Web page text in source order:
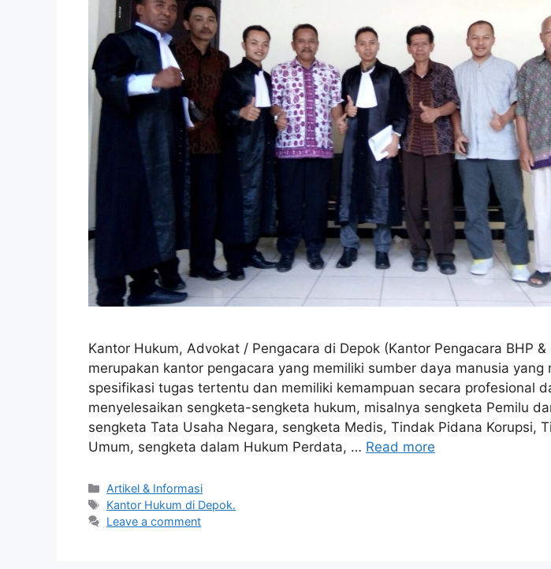
Kantor Hukum, Advokat / Pengacara di Depok (Kantor Pengacara BHP
merupakan kantor pengacara yang memiliki sumber daya manusia yang
spesifikasi tugas tertentu dan memiliki kemampuan secara profesional
menyelesaikan sengketa-sengketa hukum, misalnya sengketa Pemilu
sengketa Tata Usaha Negara, sengketa Medis, Tindak Pidana Korupsi,
Umum, sengketa dalam Hukum Perdata, … Read more
Artikel & Informasi
Kantor Hukum di Depok.
Leave a comment